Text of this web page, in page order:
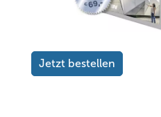
Jetzt bestellen